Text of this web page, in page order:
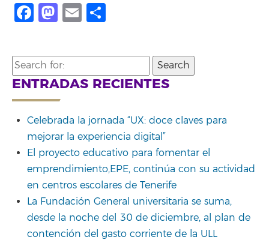
Facebook
Mastodon
Email
Search
for:
ENTRADAS RECIENTES
Celebrada la jornada “UX: doce claves para
mejorar la experiencia digital”
El proyecto educativo para fomentar el
emprendimiento,EPE, continúa con su actividad
en centros escolares de Tenerife
La Fundación General universitaria se suma,
desde la noche del 30 de diciembre, al plan de
contención del gasto corriente de la ULL